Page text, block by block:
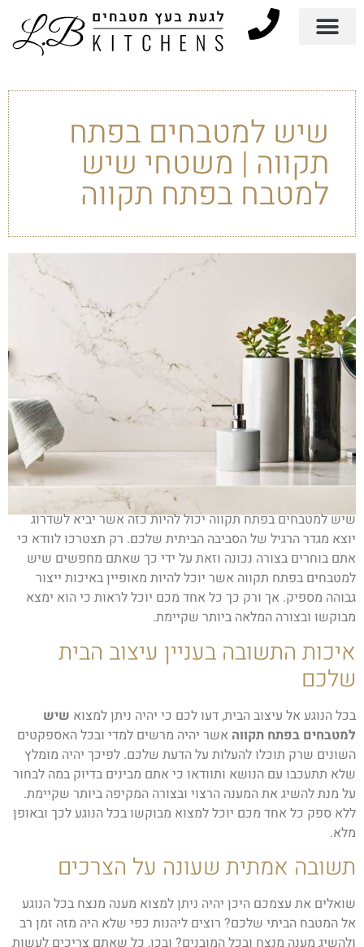
שיש למטבחים בפתח
תקווה | משטחי שיש
למטבח בפתח תקווה
שיש למטבחים בפתח תקווה יכול להיות כזה אשר יביא לשדרוג
יוצא מגדר הרגיל של הסביבה הביתית שלכם. רק תצטרכו לוודא כי
אתם בוחרים בצורה נכונה וזאת על ידי כך שאתם מחפשים שיש
למטבחים בפתח תקווה אשר יוכל להיות מאופיין באיכות ייצור
גבוהה מספיק. אך ורק כך כל אחד מכם יוכל לראות כי הוא ימצא
מבוקשו ובצורה המלאה ביותר שקיימת.
איכות התשובה בעניין עיצוב הבית
שלכם
בכל הנוגע אל עיצוב הבית, דעו לכם כי יהיה ניתן למצוא שיש
למטבחים בפתח תקווה אשר יהיה מרשים למדי ובכל האספקטים
השונים שרק תוכלו להעלות על הדעת שלכם. לפיכך יהיה מומלץ
שלא תתעכבו עם הנושא ותוודאו כי אתם מבינים בדיוק במה לבחור
על מנת להשיג את המענה הרצוי ובצורה המקיפה ביותר שקיימת.
ללא ספק כל אחד מכם יוכל למצוא מבוקשו בכל הנוגע לכך ובאופן
מלא.
תשובה אמתית שעונה על הצרכים
שואלים את עצמכם היכן יהיה ניתן למצוא מענה מנצח בכל הנוגע
אל המטבח הביתי שלכם? רוצים ליהנות כפי שלא היה מזה זמן רב
ולהשיג מענה מנצח ובכל המובנים? ובכן, כל שאתם צריכים לעשות